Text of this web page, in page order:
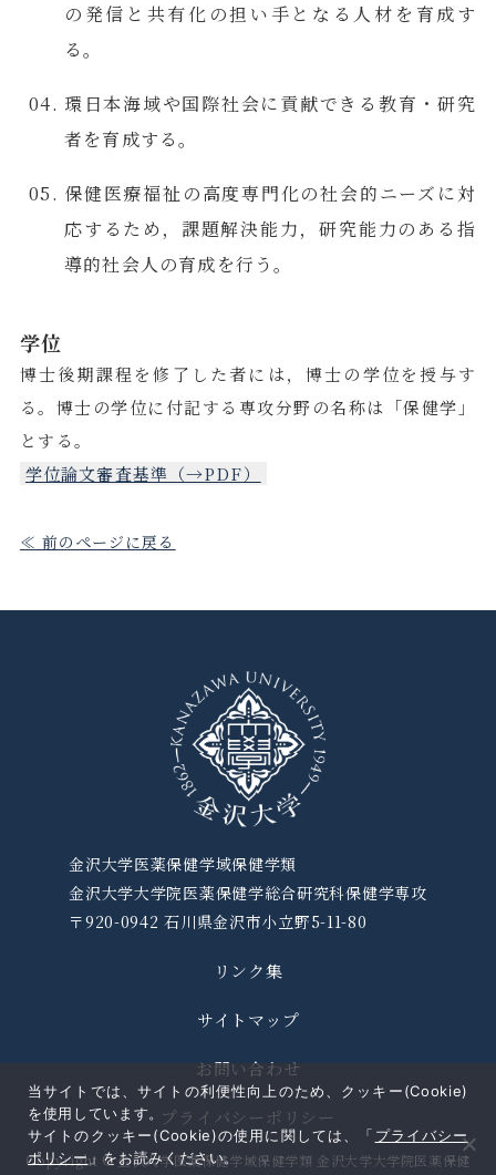
の発信と共有化の担い手となる人材を育成す
る。
環日本海域や国際社会に貢献できる教育・研究
者を育成する。
保健医療福祉の高度専門化の社会的ニーズに対
応するため，課題解決能力，研究能力のある指
導的社会人の育成を行う。
学位
博士後期課程を修了した者には，博士の学位を授与す
る。博士の学位に付記する専攻分野の名称は「保健学」
とする。
学位論文審査基準（→PDF）
≪ 前のページに戻る
当サイトでは、サイトの利便性向上のため、クッキー(Cookie)
を使用しています。
サイトのクッキー(Cookie)の使用に関しては、「 プライバシー
ポリシー」をお読みください。
金沢大学医薬保健学域保健学類
金沢大学大学院医薬保健学総合研究科保健学専攻
〒920-0942 石川県金沢市小立野5-11-80
リンク集
サイトマップ
お問い合わせ
プライバシーポリシー
Copyright © 金沢大学医薬保健学域保健学類 金沢大学大学院医薬保健